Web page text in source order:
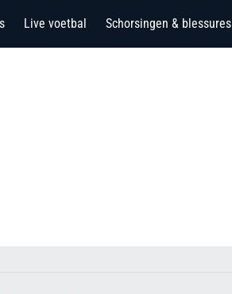
Live voetbal Schorsingen & blessures